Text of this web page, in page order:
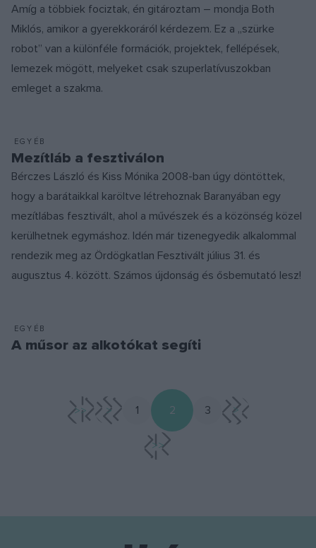
Amíg a többiek fociztak, én gitároztam – mondja Both
Miklós, amikor a gyerekkoráról kérdezem. Ez a „szürke
robot” van a különféle formációk, projektek, fellépések,
lemezek mögött, melyeket csak szuperlatívuszokban
emleget a szakma.
EGYÉB
Mezítláb a fesztiválon
Bérczes László és Kiss Mónika 2008-ban úgy döntöttek,
hogy a barátaikkal karöltve létrehoznak Baranyában egy
mezítlábas fesztivált, ahol a művészek és a közönség közel
kerülhetnek egymáshoz. Idén már tizenegyedik alkalommal
rendezik meg az Ördögkatlan Fesztivált július 31. és
augusztus 4. között. Számos újdonság és ősbemutató lesz!
EGYÉB
A műsor az alkotókat segíti
<< < 1 2 3 >
>>